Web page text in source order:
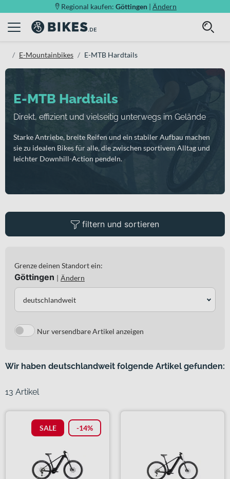
Regional kaufen: Göttingen | Ändern
E-Mountainbikes E-MTB Hardtails
E-MTB Hardtails
Direkt, effizient und vielseitig unterwegs im Gelände
Starke Antriebe, breite Reifen und ein stabiler Aufbau machen
sie zu idealen Bikes für alle, die zwischen sportivem Alltag und
leichter Downhill-Action pendeln.
filtern und sortieren
Grenze deinen Standort ein:
Göttingen | Ändern
deutschlandweit
Nur versendbare Artikel anzeigen
Wir haben deutschlandweit folgende Artikel gefunden:
13 Artikel
SALE -14%